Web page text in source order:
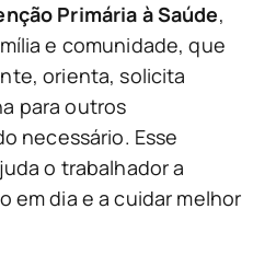
Primária à Saúde,
e comunidade, que
orienta, solicita
para outros
necessário. Esse
o trabalhador a
em dia e a cuidar melhor